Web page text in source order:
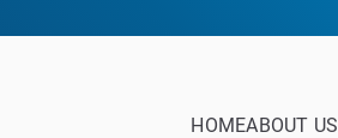
HOMEABOUT US